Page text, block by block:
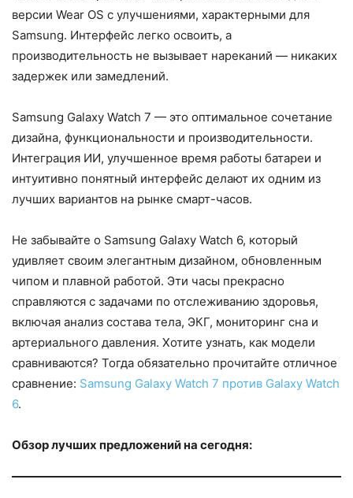
версии Wear OS с улучшениями, характерными для
Samsung. Интерфейс легко освоить, а
производительность не вызывает нареканий — никаких
задержек или замедлений.
Samsung Galaxy Watch 7 — это оптимальное сочетание
дизайна, функциональности и производительности.
Интеграция ИИ, улучшенное время работы батареи и
интуитивно понятный интерфейс делают их одним из
лучших вариантов на рынке смарт-часов.
Не забывайте о Samsung Galaxy Watch 6, который
удивляет своим элегантным дизайном, обновленным
чипом и плавной работой. Эти часы прекрасно
справляются с задачами по отслеживанию здоровья,
включая анализ состава тела, ЭКГ, мониторинг сна и
артериального давления. Хотите узнать, как модели
сравниваются? Тогда обязательно прочитайте отличное
сравнение: Samsung Galaxy Watch 7 против Galaxy Watch
6.
Обзор лучших предложений на сегодня: